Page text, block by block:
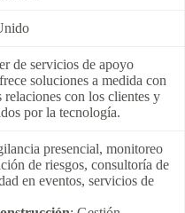
de servicios de apoyo
soluciones a medida con
relaciones con los clientes y
por la tecnología.
presencial, monitoreo
de riesgos, consultoría de
en eventos, servicios de